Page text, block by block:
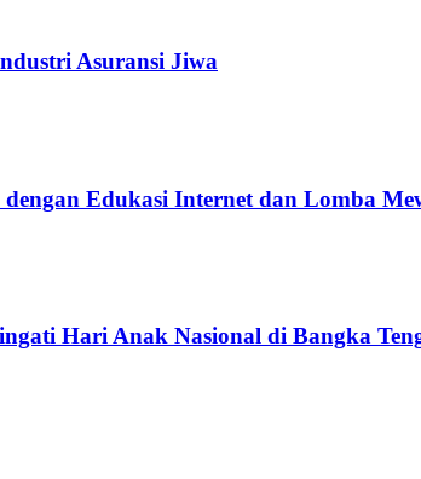
Asuransi Jiwa
Edukasi Internet dan Lomba
Hari Anak Nasional di Bangka